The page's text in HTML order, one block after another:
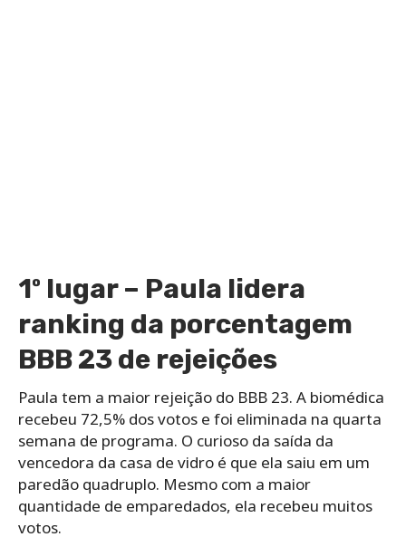
1º lugar – Paula lidera
ranking da porcentagem
BBB 23 de rejeições
Paula tem a maior rejeição do BBB 23. A biomédica
recebeu 72,5% dos votos e foi eliminada na quarta
semana de programa. O curioso da saída da
vencedora da casa de vidro é que ela saiu em um
paredão quadruplo. Mesmo com a maior
quantidade de emparedados, ela recebeu muitos
votos.